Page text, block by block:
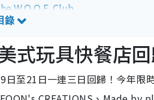
W.O.O.F. Club
毛Sculptimal
生物幻想Monster Fantasia
Toybox
Five
式玩具快餐店
日至21日一連三日回歸！今年限